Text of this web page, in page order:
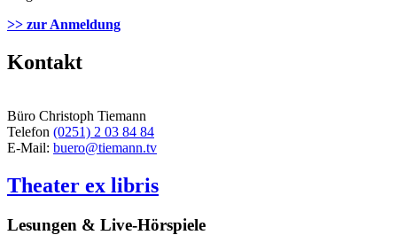
>> zur Anmeldung
Kontakt
Büro Christoph Tiemann
Telefon (0251) 2 03 84 84
E-Mail: buero@tiemann.tv
Theater ex libris
Lesungen & Live-Hörspiele